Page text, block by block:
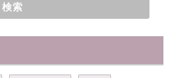
検索